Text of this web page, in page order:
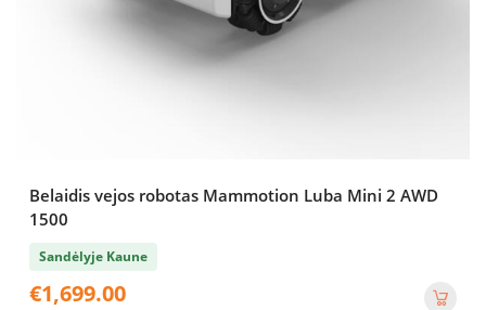
Belaidis vejos robotas Mammotion Luba Mini 2 AWD
1500
Sandėlyje Kaune
€1,699.00